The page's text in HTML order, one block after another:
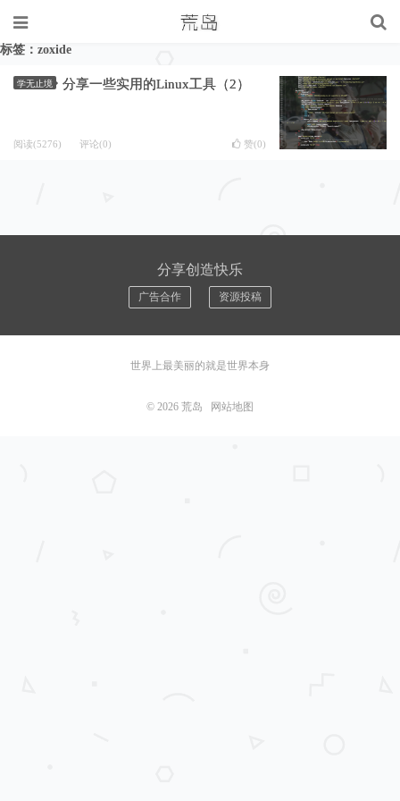
标签：zoxide
学无止境 分享一些实用的Linux工具（2）
阅读(5276) 评论(0) 赞(0)
分享创造快乐
广告合作 资源投稿
世界上最美丽的就是世界本身
© 2026 荒岛 网站地图